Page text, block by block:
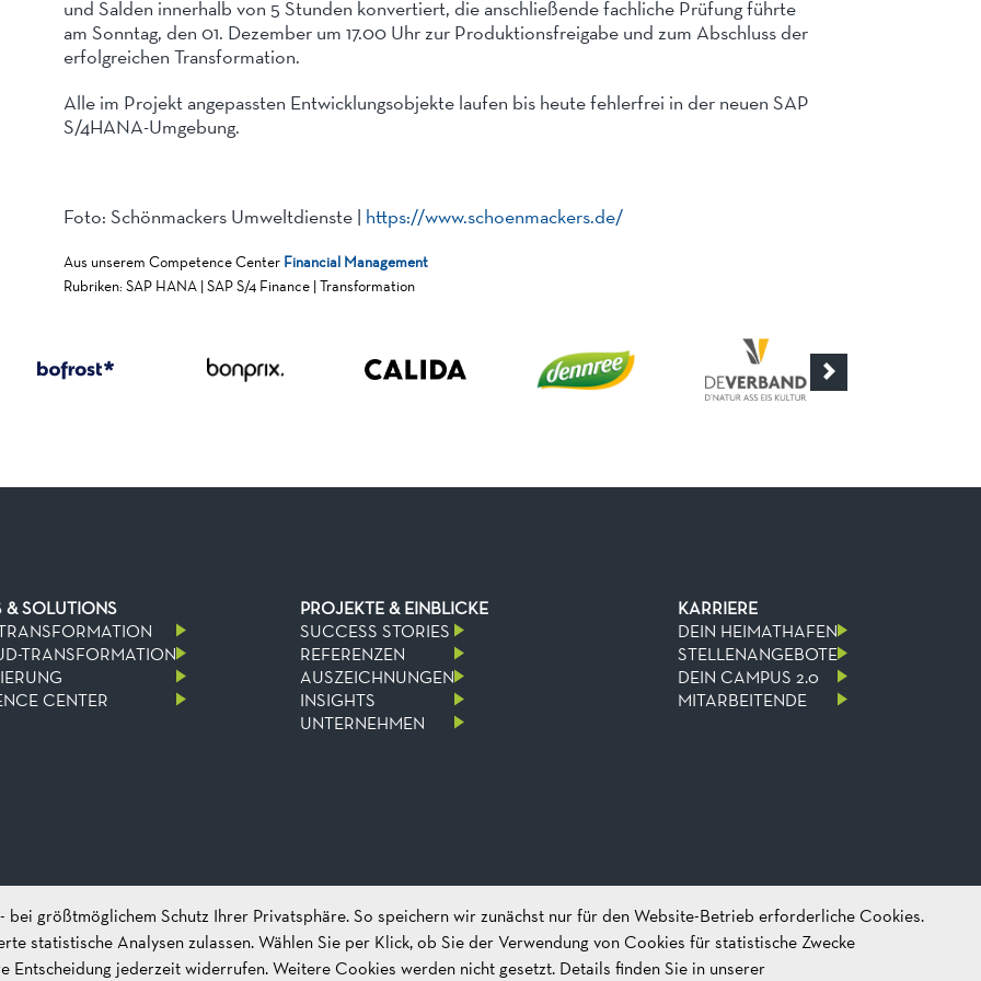
größtmöglichem Schutz Ihrer Privatsphäre. So speichern wir zunächst nur für den Website-Betrieb erforderliche Cookies.
statistische Analysen zulassen. Wählen Sie per Klick, ob Sie der Verwendung von Cookies für statistische Zwecke
Entscheidung jederzeit widerrufen. Weitere Cookies werden nicht gesetzt. Details finden Sie in unserer
und Salden innerhalb von 5 Stunden konvertiert, die anschließende fachliche Prüfung führte
am Sonntag, den 01. Dezember um 17.00 Uhr zur Produktionsfreigabe und zum Abschluss der
erfolgreichen Transformation.
Alle im Projekt angepassten Entwicklungsobjekte laufen bis heute fehlerfrei in der neuen SAP
S/4HANA-Umgebung.
Foto: Schönmackers Umweltdienste | https://www.schoenmackers.de/
Aus unserem Competence Center Financial Management
Rubriken: SAP HANA | SAP S/4 Finance | Transformation
& SOLUTIONS
TRANSFORMATION
CENTER
PROJEKTE & EINBLICKE
SUCCESS STORIES
REFERENZEN
AUSZEICHNUNGEN
INSIGHTS
UNTERNEHMEN
KARRIERE
DEIN HEIMATHAFEN
STELLENANGEBOTE
DEIN CAMPUS 2.0
MITARBEITENDE
RECHTLICHES
SOCIAL MEDIA